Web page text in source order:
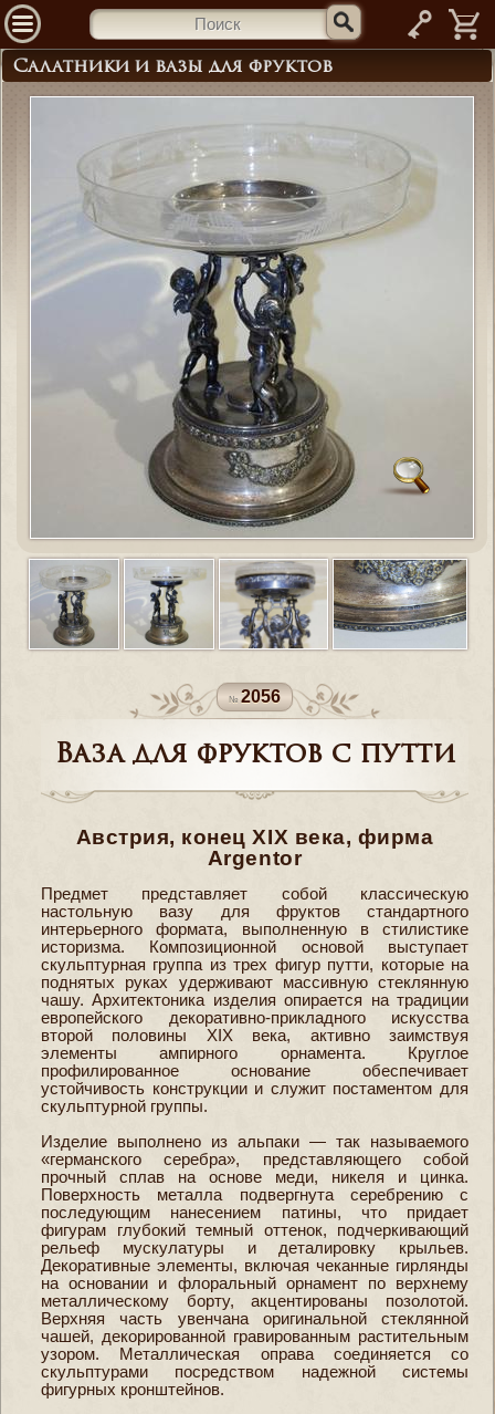
—
Салатники и вазы для фруктов
2056
Ваза для фруктов с путти
Австрия, конец XIX века, фирма
Argentor
Предмет представляет собой классическую
настольную вазу для фруктов стандартного
интерьерного формата, выполненную в стилистике
историзма. Композиционной основой выступает
скульптурная группа из трех фигур путти, которые на
поднятых руках удерживают массивную стеклянную
чашу. Архитектоника изделия опирается на традиции
европейского декоративно-прикладного искусства
второй половины XIX века, активно заимствуя
элементы ампирного орнамента. Круглое
профилированное основание обеспечивает
устойчивость конструкции и служит постаментом для
скульптурной группы.
Изделие выполнено из альпаки — так называемого
«германского серебра», представляющего собой
прочный сплав на основе меди, никеля и цинка.
Поверхность металла подвергнута серебрению с
последующим нанесением патины, что придает
фигурам глубокий темный оттенок, подчеркивающий
рельеф мускулатуры и деталировку крыльев.
Декоративные элементы, включая чеканные гирлянды
на основании и флоральный орнамент по верхнему
металлическому борту, акцентированы позолотой.
Верхняя часть увенчана оригинальной стеклянной
чашей, декорированной гравированным растительным
узором. Металлическая оправа соединяется со
скульптурами посредством надежной системы
фигурных кронштейнов.